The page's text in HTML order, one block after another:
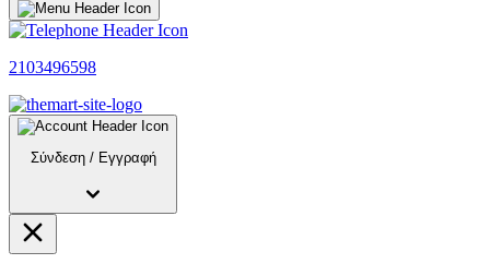
2103496598
Σύνδεση / Εγγραφή